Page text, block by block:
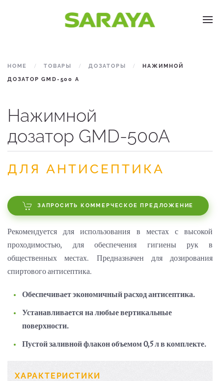
Skip to main content
HOME ТОВАРЫ ДОЗАТОРЫ НАЖИМНОЙ
ДОЗАТОР GMD-500 A
Нажимной
дозатор GMD-500A
ДЛЯ АНТИСЕПТИКА
ЗАПРОСИТЬ КОММЕРЧЕСКОЕ ПРЕДЛОЖЕНИЕ
Рекомендуется для использования в местах с высокой
проходимостью, для обеспечения гигиены рук в
общественных местах. Предназначен для дозирования
спиртового антисептика.
Обеспечивает экономичный расход антисептика.
Устанавливается на любые вертикальные
поверхности.
Пустой заливной флакон объемом 0,5 л в комплекте.
ХАРАКТЕРИСТИКИ